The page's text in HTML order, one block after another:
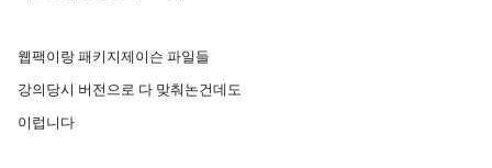
웹팩이랑 패키지제이슨 파일들
강의당시 버전으로 다 맞춰논건데도
이럽니다